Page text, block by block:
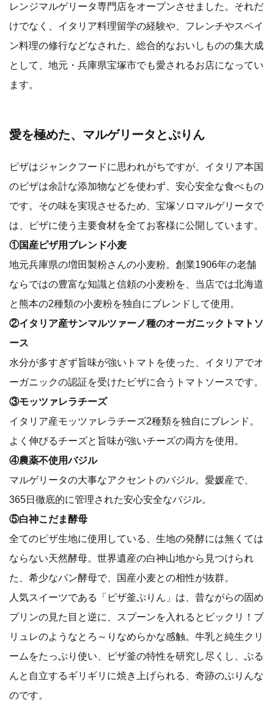
レンジマルゲリータ専門店をオープンさせました。それだ
けでなく、イタリア料理留学の経験や、フレンチやスペイ
ン料理の修行などなされた、総合的なおいしものの集大成
として、地元・兵庫県宝塚市でも愛されるお店になってい
ます。
愛を極めた、マルゲリータとぷりん
ピザはジャンクフードに思われがちですが、イタリア本国
のピザは余計な添加物などを使わず、安心安全な食べもの
です。その味を実現させるため、宝塚ソロマルゲリータで
は、ピザに使う主要食材を全てお客様に公開しています。
①国産ピザ用ブレンド小麦
地元兵庫県の増田製粉さんの小麦粉。創業1906年の老舗
ならではの豊富な知識と信頼の小麦粉を、当店では北海道
と熊本の2種類の小麦粉を独自にブレンドして使用。
②イタリア産サンマルツァーノ種のオーガニックトマトソ
ース
水分が多すぎず旨味が強いトマトを使った、イタリアでオ
ーガニックの認証を受けたビザに合うトマトソースです。
③モッツァレラチーズ
イタリア産モッツァレラチーズ2種類を独自にブレンド。
よく伸びるチーズと旨味が強いチーズの両方を使用。
④農薬不使用バジル
マルゲリータの大事なアクセントのバジル。愛媛産で、
365日徹底的に管理された安心安全なバジル。
⑤白神こだま酵母
全てのピザ生地に使用している、生地の発酵には無くては
ならない天然酵母。世界遺産の白神山地から見つけられ
た、希少なパン酵母で、国産小麦との相性が抜群。
人気スイーツである「ピザ釜ぷりん」は、昔ながらの固め
プリンの見た目と逆に、スプーンを入れるとビックリ！ブ
リュレのようなとろ～りなめらかな感触。牛乳と純生クリ
ームをたっぷり使い、ピザ釜の特性を研究し尽くし、ぷる
んと自立するギリギリに焼き上げられる、奇跡のぷりんな
のです。